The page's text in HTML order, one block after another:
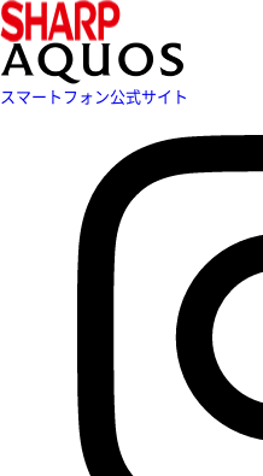
スマートフォン公式サイト